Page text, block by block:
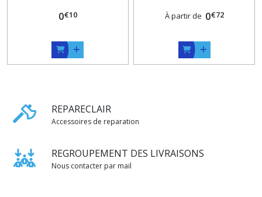
0€10 À partir de 0€72
REPARECLAIR
Accessoires de reparation
REGROUPEMENT DES LIVRAISONS
Nous contacter par mail